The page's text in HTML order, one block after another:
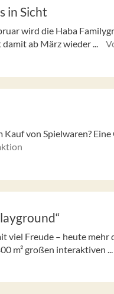
in Sicht
wird die Haba
ab März wieder ...
von Spielwaren?
viel Freude – heute mehr
m² großen interaktiven ...